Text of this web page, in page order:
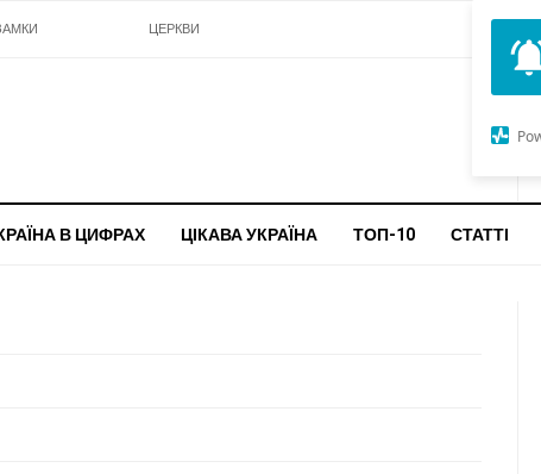
ЦЕРКВИ
В ЦИФРАХ ЦІКАВА УКРАЇНА ТОП-10 СТАТТІ